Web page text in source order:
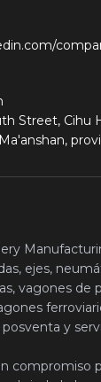
Street, Cihu
ejes,
vagones de
y
compromiso